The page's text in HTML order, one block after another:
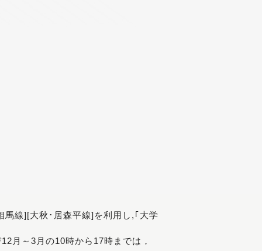
線][大秋･居森平線]を利用し,｢大学
月～3月の10時から17時までは，